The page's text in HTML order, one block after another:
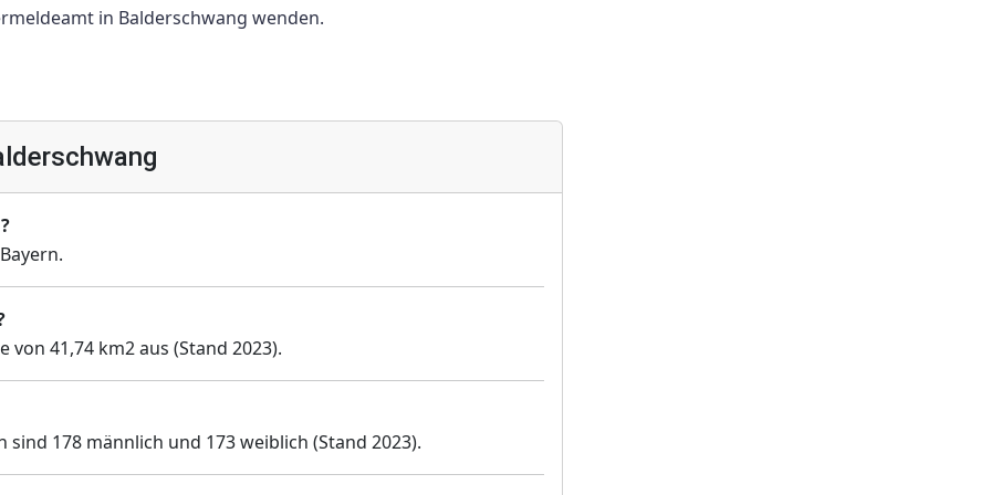
in Balderschwang wenden.
41,74 km2 aus (Stand 2023).
178 männlich und 173 weiblich (Stand 2023).